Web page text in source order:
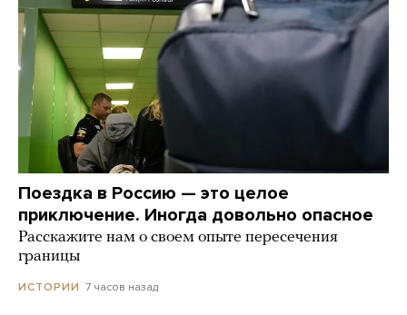
Поездка в Россию — это целое
приключение. Иногда довольно опасное
Расскажите нам о своем опыте пересечения
границы
ИСТОРИИ 7 часов назад